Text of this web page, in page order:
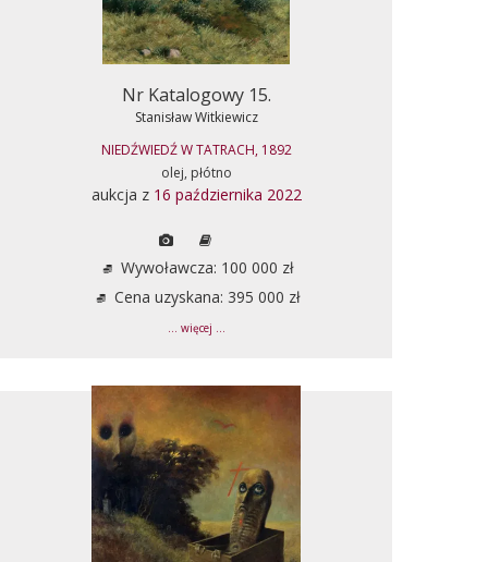
Nr Katalogowy 15.
Stanisław Witkiewicz
NIEDŹWIEDŹ W TATRACH, 1892
olej, płótno
aukcja z 16 października 2022
Wywoławcza: 100 000 zł
Cena uzyskana: 395 000 zł
... więcej ...